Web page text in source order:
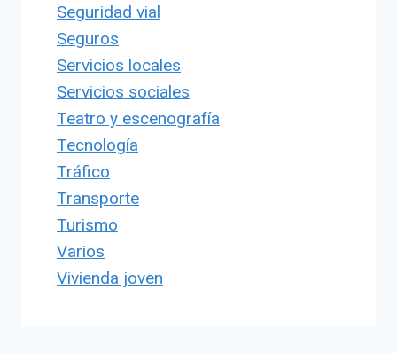
Seguridad vial
Seguros
Servicios locales
Servicios sociales
Teatro y escenografía
Tecnología
Tráfico
Transporte
Turismo
Varios
Vivienda joven